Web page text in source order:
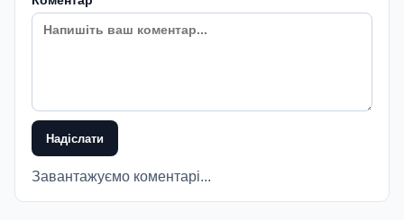
Надіслати
Завантажуємо коментарі...